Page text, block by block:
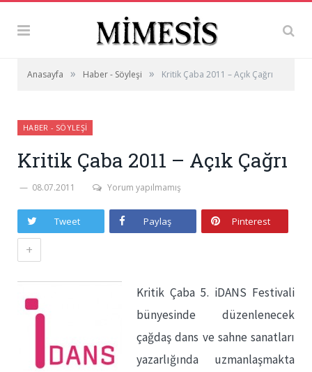
Anasayfa » Haber - Söyleşi » Kritik Çaba 2011 – Açık Çağrı
HABER - SÖYLEŞI
Kritik Çaba 2011 – Açık Çağrı
08.07.2011 Yorum yapılmamış
Tweet Paylaş Pinterest
+
Kritik Çaba 5. iDANS Festivali
bünyesinde düzenlenecek
çağdaş dans ve sahne sanatları
yazarlığında uzmanlaşmakta